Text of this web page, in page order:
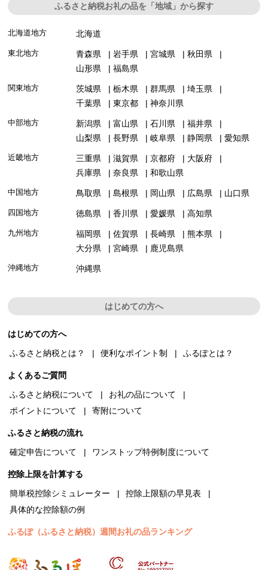
ふるさと納税お礼の品を「地域」から探す
北海道地方 北海道
東北地方 青森県 岩手県 宮城県
秋田県
山形県
福島県
関東地方 茨城県 栃木県 群馬県
埼玉県
千葉県
東京都 神奈川県
中部地方 新潟県 富山県 石川県
福井県
山梨県
長野県 岐阜県 静岡県 愛知県
近畿地方 三重県 滋賀県 京都府
大阪府
兵庫県
奈良県 和歌山県
中国地方 鳥取県 島根県 岡山県 広島県 山口県
四国地方 徳島県 香川県 愛媛県 高知県
九州地方 福岡県 佐賀県 長崎県
熊本県
大分県
宮崎県 鹿児島県
沖縄地方 沖縄県
はじめての方へ
はじめての方へ
ふるさと納税とは？
便利なポイント制 ふるぽとは？
よくあるご質問
ふるさと納税について
お礼の品について
ポイントについて
寄附について
ふるさと納税の流れ
確定申告について
ワンストップ特例制度について
控除上限を計算する
簡単税控除シミュレーター
控除上限額の早見表
具体的な控除額の例
ふるぽ（ふるさと納税）週間お礼の品ランキング